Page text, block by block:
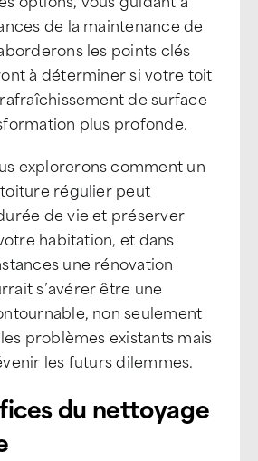
de la maintenance de
les points clés
à déterminer si votre toit
de surface
plus profonde.
explorerons comment un
régulier peut
de vie et préserver
habitation, et dans
une rénovation
s’avérer être une
non seulement
problèmes existants mais
les futurs dilemmes.
du nettoyage